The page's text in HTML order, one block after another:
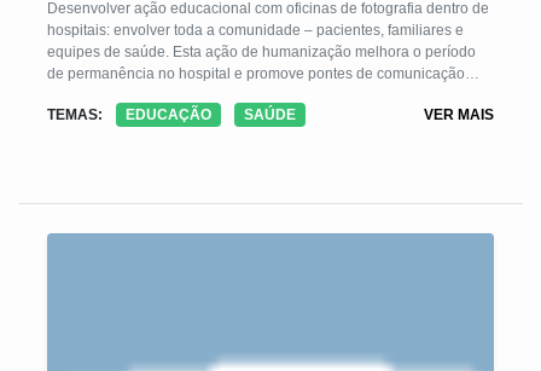
Desenvolver ação educacional com oficinas de fotografia dentro de
hospitais: envolver toda a comunidade – pacientes, familiares e
equipes de saúde. Esta ação de humanização melhora o período
de permanência no hospital e promove pontes de comunicação
TEMAS:
EDUCAÇÃO SAÚDE VER MAIS